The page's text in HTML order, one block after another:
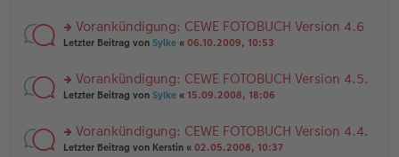
g
B
ei
g
es
e
B
ei
g
u
n
es
e
B
ei
rs
u
n
es
e
Vorankündigung: CEWE FOTOBUCH Version 4.6
Letzter Beitrag von Sylke « 06.10.2009, 10:53
rs
u
n
Vorankündigung: CEWE FOTOBUCH Version 4.5.
Letzter Beitrag von Sylke « 15.09.2008, 18:06
rs
Vorankündigung: CEWE FOTOBUCH Version 4.4.
Letzter Beitrag von Kerstin « 02.05.2008, 10:37